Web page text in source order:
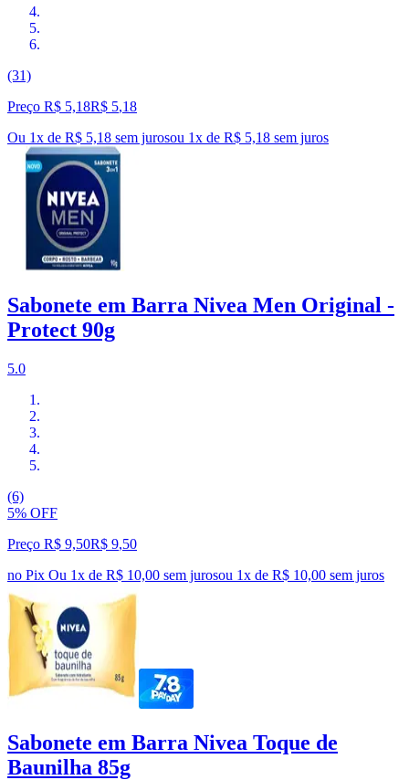
(31)
Preço R$ 5,18R$ 5,18
Ou 1x de R$ 5,18 sem jurosou 1x de R$ 5,18 sem juros
Sabonete em Barra Nivea Men Original -
Protect 90g
5.0
(6)
5% OFF
Preço R$ 9,50R$ 9,50
no Pix Ou 1x de R$ 10,00 sem jurosou 1x de R$ 10,00 sem juros
Sabonete em Barra Nivea Toque de
Baunilha 85g